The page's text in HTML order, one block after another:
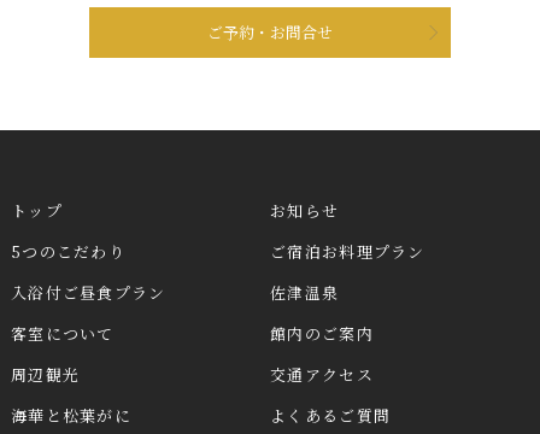
ご予約・お問合せ
トップ
お知らせ
5つのこだわり
ご宿泊お料理プラン
入浴付ご昼食プラン
佐津温泉
客室について
館内のご案内
周辺観光
交通アクセス
海華と松葉がに
よくあるご質問